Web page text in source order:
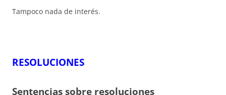
Tampoco nada de interés.
RESOLUCIONES
Sentencias sobre resoluciones